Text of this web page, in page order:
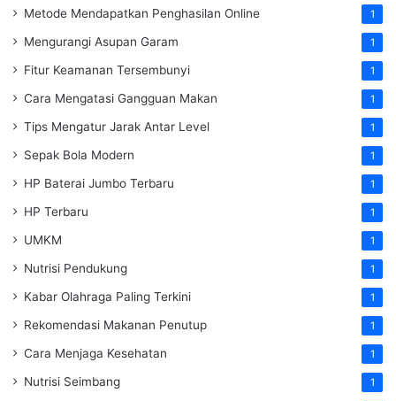
Metode Mendapatkan Penghasilan Online 1
Mengurangi Asupan Garam 1
Fitur Keamanan Tersembunyi 1
Cara Mengatasi Gangguan Makan 1
Tips Mengatur Jarak Antar Level 1
Sepak Bola Modern 1
HP Baterai Jumbo Terbaru 1
HP Terbaru 1
UMKM 1
Nutrisi Pendukung 1
Kabar Olahraga Paling Terkini 1
Rekomendasi Makanan Penutup 1
Cara Menjaga Kesehatan 1
Nutrisi Seimbang 1